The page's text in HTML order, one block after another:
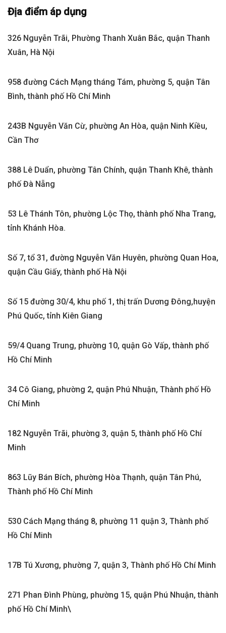
Địa điểm áp dụng
326 Nguyễn Trãi, Phường Thanh Xuân Bắc, quận Thanh
Xuân, Hà Nội
958 đường Cách Mạng tháng Tám, phường 5, quận Tân
Bình, thành phố Hồ Chí Minh
243B Nguyễn Văn Cừ, phường An Hòa, quận Ninh Kiều,
Cần Thơ
388 Lê Duẩn, phường Tân Chính, quận Thanh Khê, thành
phố Đà Nẵng
53 Lê Thánh Tôn, phường Lộc Thọ, thành phố Nha Trang,
tỉnh Khánh Hòa.
Số 7, tổ 31, đường Nguyễn Văn Huyên, phường Quan Hoa,
quận Cầu Giấy, thành phố Hà Nội
Số 15 đường 30/4, khu phố 1, thị trấn Dương Đông,huyện
Phú Quốc, tỉnh Kiên Giang
59/4 Quang Trung, phường 10, quận Gò Vấp, thành phố
Hồ Chí Minh
34 Cô Giang, phường 2, quận Phú Nhuận, Thành phố Hồ
Chí Minh
182 Nguyễn Trãi, phường 3, quận 5, thành phố Hồ Chí
Minh
863 Lũy Bán Bích, phường Hòa Thạnh, quận Tân Phú,
Thành phố Hồ Chí Minh
530 Cách Mạng tháng 8, phường 11 quận 3, Thành phố
Hồ Chí Minh
17B Tú Xương, phường 7, quận 3, Thành phố Hồ Chí Minh
271 Phan Đình Phùng, phường 15, quận Phú Nhuận, thành
phố Hồ Chí Minh\